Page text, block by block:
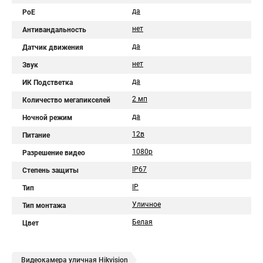
PoE да
Антивандальность нет
Датчик движения да
Звук нет
ИК Подстветка да
Количество мегапикселей 2 мп
Ночной режим да
Питание 12в
Разрешение видео 1080p
Степень защиты IP67
Тип IP
Тип монтажа Уличное
Цвет Белая
Видеокамера уличная Hikvision